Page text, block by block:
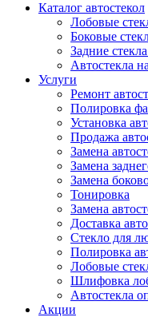
Каталог автостекол
Лобовые
Боковые
Задние
Автостекла
Услуги
Ремонт
Полировка
Установка
Продажа
Замена
Замена
Замена
Тонировка
Замена
Доставка
Стекло для
Полировка
Лобовые
Шлифовка
Автостекла
Акции